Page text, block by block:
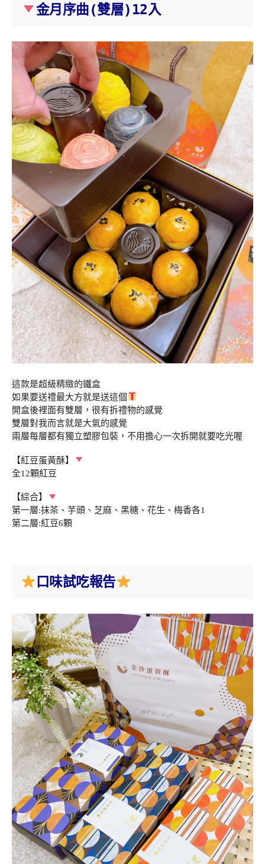
金月序曲(雙層)12入
這款是超級精緻的鐵盒
如果要送禮最大方就是送這個
開盒後裡面有雙層，很有拆禮物的感覺
雙層對我而言就是大氣的感覺
兩層每層都有獨立塑膠包裝，不用擔心一次拆開就要吃光喔
【紅豆蛋黃酥】
全12顆紅豆
【綜合】
第一層:抹茶、芋頭、芝麻、黑糖、花生、梅香各1
第二層:紅豆6顆
口味試吃報告